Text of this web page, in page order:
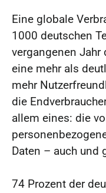
Eine globale
1000 deutschen
vergangenen Jahr
eine mehr als
mehr
die
allem eines: die
Daten – auch und
74 Prozent der